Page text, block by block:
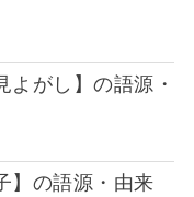
よがし】の語源・
】の語源・由来